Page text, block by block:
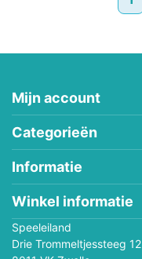
Mijn account
Categorieën
Informatie
Winkel informatie
Speeleiland
Drie Trommeltjessteeg 12